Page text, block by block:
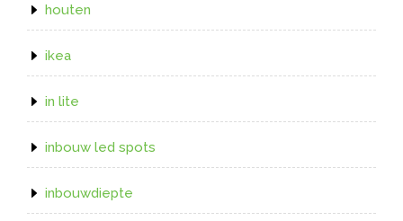
houten
ikea
in lite
inbouw led spots
inbouwdiepte